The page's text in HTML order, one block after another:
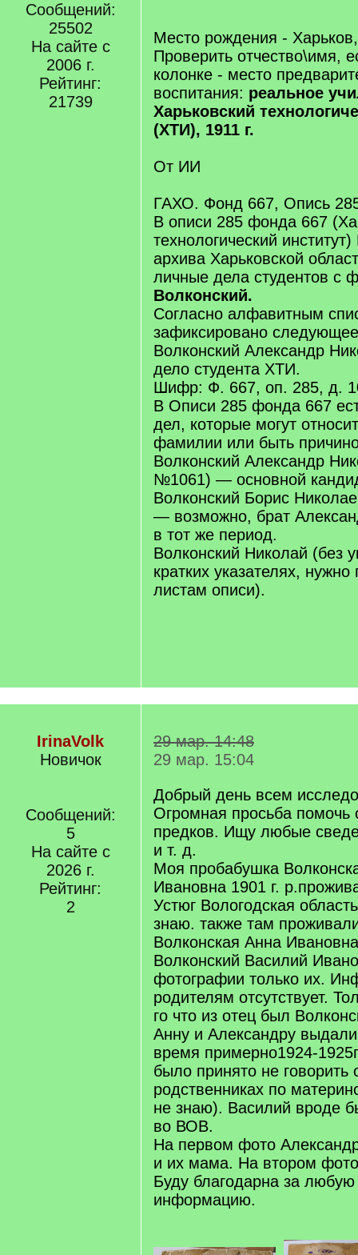
Сообщений:
25502
На сайте с
2006 г.
Рейтинг:
21739
Место рождения -
Проверить отчество\имя,
колонке - место
воспитания: реальное
Харьковский
(ХТИ), 1911 г.
От ИИ
ГАХО. Фонд 667, Опись
В описи 285 фонда 667
технологический
архива Харьковской
личные дела студентов с
Волконский.
Согласно алфавитным
зафиксировано
Волконский Александр
дело студента ХТИ.
Шифр: Ф. 667, оп. 285, д.
В Описи 285 фонда 667
дел, которые могут
фамилии или быть
Волконский Александр
№1061) — основной
Волконский Борис
— возможно, брат
в тот же период.
Волконский Николай (без
кратких указателях, нужно
листам описи).
IrinaVolk
Новичок
Сообщений:
5
На сайте с
2026 г.
Рейтинг:
2
29 мар. 14:48
29 мар. 15:04
Добрый день всем
Огромная просьба помочь
предков. Ищу любые
и т. д.
Моя пробабушка
Ивановна 1901 г.
Устюг Вологодская
знаю. также там
Волконская Анна
Волконский Василий
фотографии только их.
родителям отсутствует.
го что из отец был
Анну и Александру
время примерно1924-
было принято не говорить
родственниках по
не знаю). Василий вроде
во ВОВ.
На первом фото
и их мама. На втором
Буду благодарна за
информацию.